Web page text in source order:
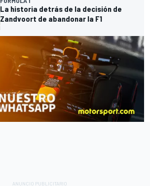
La historia detrás de la decisión de
Zandvoort de abandonar la F1